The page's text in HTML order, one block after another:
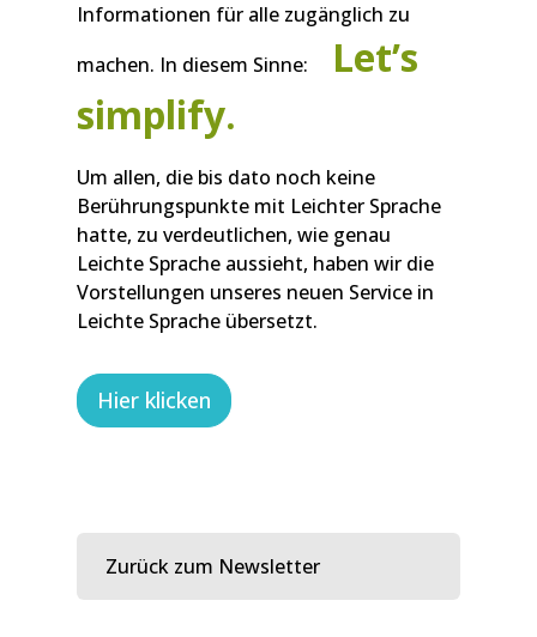
Informationen für alle zugänglich zu
machen. In diesem Sinne:
Let’s
simplify.
Um allen, die bis dato noch keine
Berührungspunkte mit Leichter Sprache
hatte, zu verdeutlichen, wie genau
Leichte Sprache aussieht, haben wir die
Vorstellungen unseres neuen Service in
Leichte Sprache übersetzt.
Hier klicken
Zurück zum Newsletter